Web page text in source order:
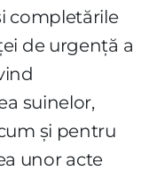
completările
de urgenţă a
suinelor,
şi pentru
unor acte